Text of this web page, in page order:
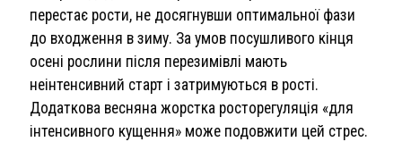
перестає рости, не досягнувши оптимальної фази
до входження в зиму. За умов посушливого кінця
осені рослини після перезимівлі мають
неінтенсивний старт і затримуються в рості.
Додаткова весняна жорстка росторегуляція «для
інтенсивного кущення» може подовжити цей стрес.